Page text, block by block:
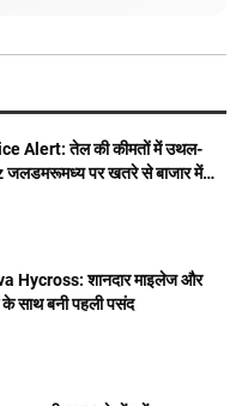
Alert: तेल की कीमतों में उथल-
पर खतरे से बाजार में
Hycross: शानदार माइलेज और
साथ बनी पहली पसंद